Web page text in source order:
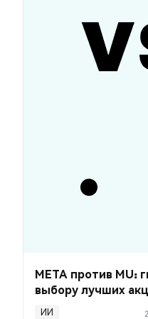
META против MU:
выбору лучших
год
ИИ